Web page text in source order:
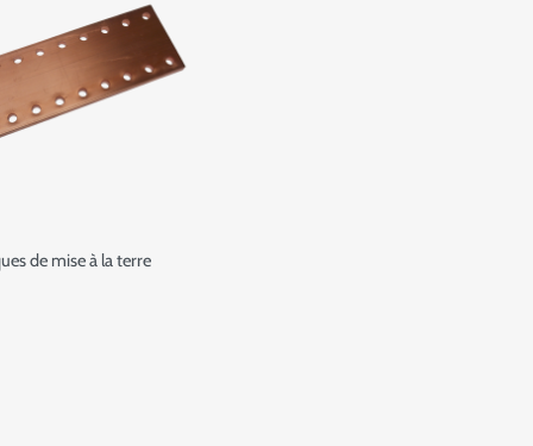
de mise à la terre